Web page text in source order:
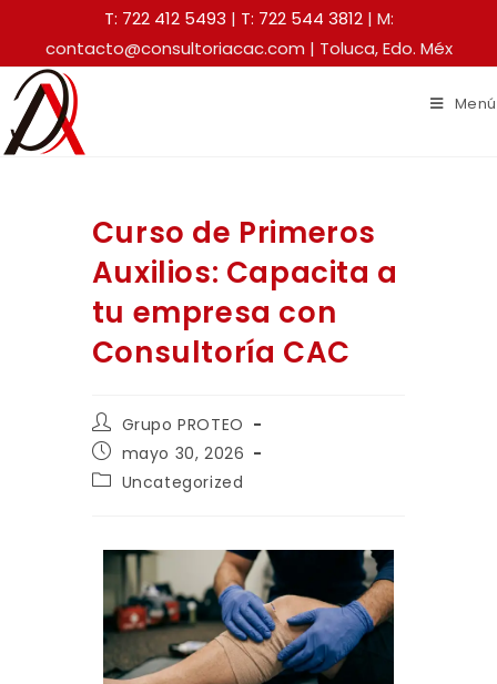
T: 722 412 5493 | T: 722 544 3812| M:
contacto@consultoriacac.com | Toluca, Edo. Méx
Menú
Curso de Primeros
Auxilios: Capacita a
tu empresa con
Consultoría CAC
Grupo PROTEO
mayo 30, 2026
Uncategorized